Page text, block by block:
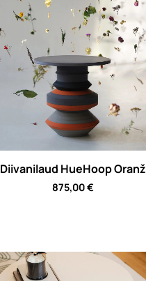
Diivanilaud HueHoop Oranž
875,00€